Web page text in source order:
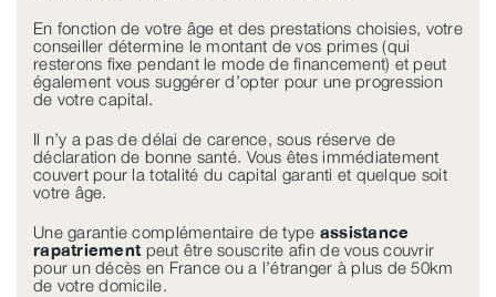
En fonction de votre âge et des prestations choisies, votre
conseiller détermine le montant de vos primes (qui
resterons fixe pendant le mode de financement) et peut
également vous suggérer d’opter pour une progression
de votre capital.
Il n’y a pas de délai de carence, sous réserve de
déclaration de bonne santé. Vous êtes immédiatement
couvert pour la totalité du capital garanti et quelque soit
votre âge.
Une garantie complémentaire de type assistance
rapatriement peut être souscrite afin de vous couvrir
pour un décès en France ou a l’étranger à plus de 50km
de votre domicile.